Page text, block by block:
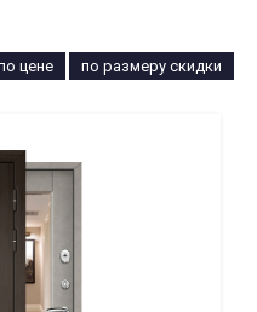
цене по размеру скидки